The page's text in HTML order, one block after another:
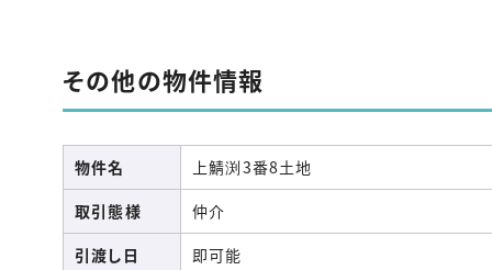
その他の物件情報
物件名
上鯖渕3番8土地
取引態様
仲介
引渡し日
即可能